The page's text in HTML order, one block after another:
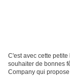
C'est avec cette
souhaiter de bonnes
Company qui